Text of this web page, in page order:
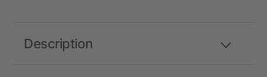
Description